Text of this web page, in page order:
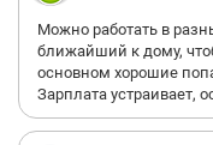
Можно работать в
ближайший к дому,
основном хорошие
Зарплата устраивает,